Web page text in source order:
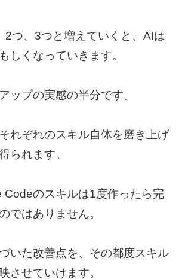
2つ、3つと増えていくと、AIは
しくなっていきます。
ップの実感の半分です。
れぞれのスキル自体を磨き上げ
られます。
Codeのスキルは1度作ったら完
ではありません。
いた改善点を、その都度スキル
させていけます。